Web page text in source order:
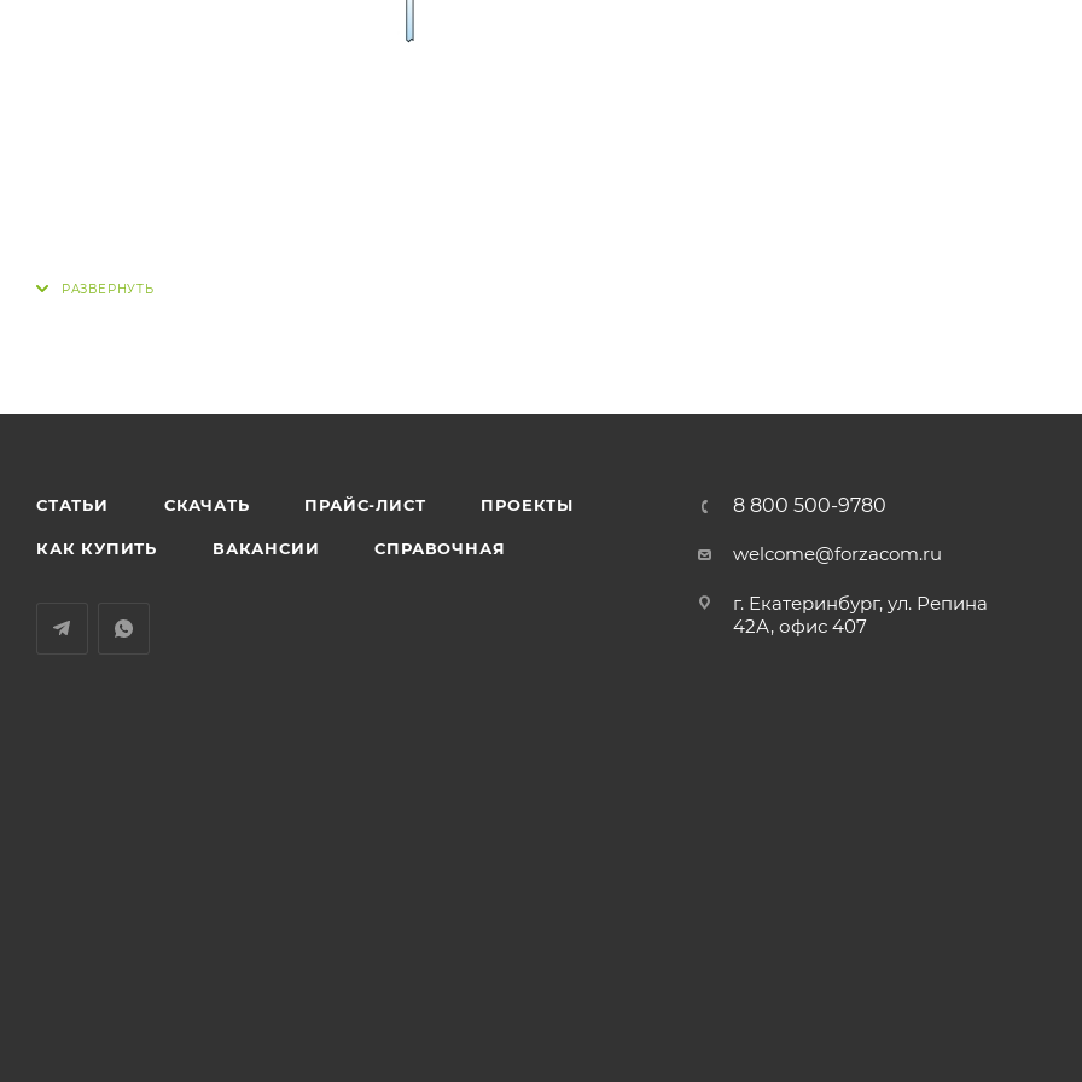
СТАТЬИ СКАЧАТЬ ПРАЙС-ЛИСТ ПРОЕКТЫ
КАК КУПИТЬ ВАКАНСИИ СПРАВОЧНАЯ
8 800 500-9780
welcome@forzacom.ru
г. Екатеринбург, ул. Репина
42А, офис 407